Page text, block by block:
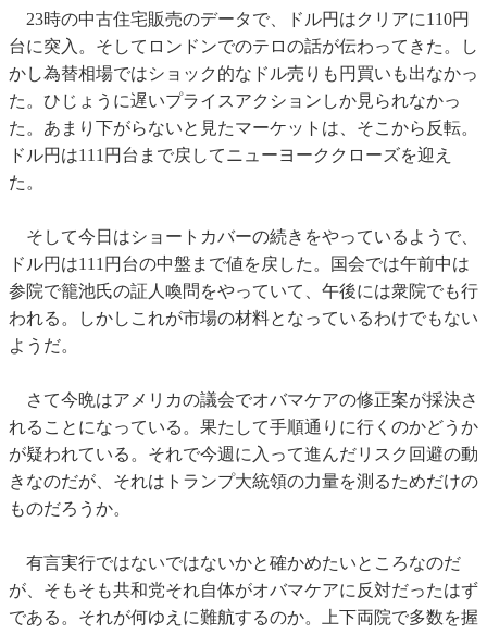
23時の中古住宅販売のデータで、ドル円はクリアに110円
台に突入。そしてロンドンでのテロの話が伝わってきた。し
かし為替相場ではショック的なドル売りも円買いも出なかっ
た。ひじょうに遅いプライスアクションしか見られなかっ
た。あまり下がらないと見たマーケットは、そこから反転。
ドル円は111円台まで戻してニューヨーククローズを迎え
た。
そして今日はショートカバーの続きをやっているようで、
ドル円は111円台の中盤まで値を戻した。国会では午前中は
参院で籠池氏の証人喚問をやっていて、午後には衆院でも行
われる。しかしこれが市場の材料となっているわけでもない
ようだ。
さて今晩はアメリカの議会でオバマケアの修正案が採決さ
れることになっている。果たして手順通りに行くのかどうか
が疑われている。それで今週に入って進んだリスク回避の動
きなのだが、それはトランプ大統領の力量を測るためだけの
ものだろうか。
有言実行ではないではないかと確かめたいところなのだ
が、そもそも共和党それ自体がオバマケアに反対だったはず
である。それが何ゆえに難航するのか。上下両院で多数を握